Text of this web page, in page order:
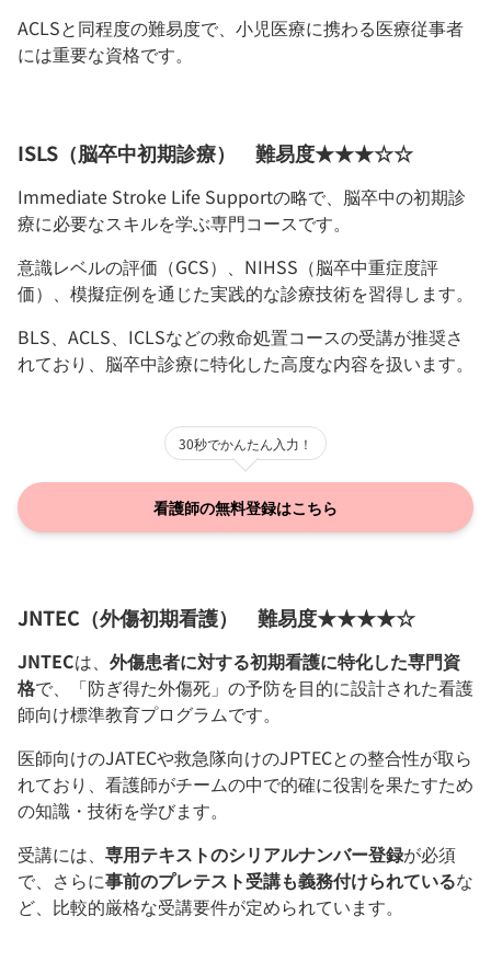
ACLSと同程度の難易度で、小児医療に携わる医療従事者
には重要な資格です。
ISLS（脳卒中初期診療） 難易度★★★☆☆
Immediate Stroke Life Supportの略で、脳卒中の初期診
療に必要なスキルを学ぶ専門コースです。
意識レベルの評価（GCS）、NIHSS（脳卒中重症度評
価）、模擬症例を通じた実践的な診療技術を習得します。
BLS、ACLS、ICLSなどの救命処置コースの受講が推奨さ
れており、脳卒中診療に特化した高度な内容を扱います。
30秒でかんたん入力！
看護師の無料登録はこちら
JNTEC（外傷初期看護） 難易度★★★★☆
JNTECは、 外傷患者に対する初期看護に特化した専門資
格で、「防ぎ得た外傷死」の予防を目的に設計された看護
師向け標準教育プログラムです。
医師向けのJATECや救急隊向けのJPTECとの整合性が取ら
れており、看護師がチームの中で的確に役割を果たすため
の知識・技術を学びます。
受講には、 専用テキストのシリアルナンバー登録が必須
で、さらに事前のプレテスト受講も義務付けられているな
ど、比較的厳格な受講要件が定められています。